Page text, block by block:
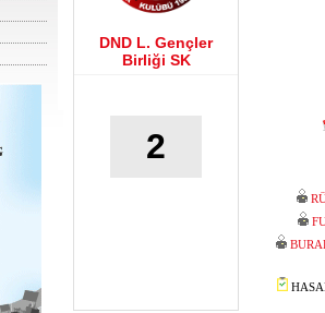
DND L. Gençler
Birliği SK
2